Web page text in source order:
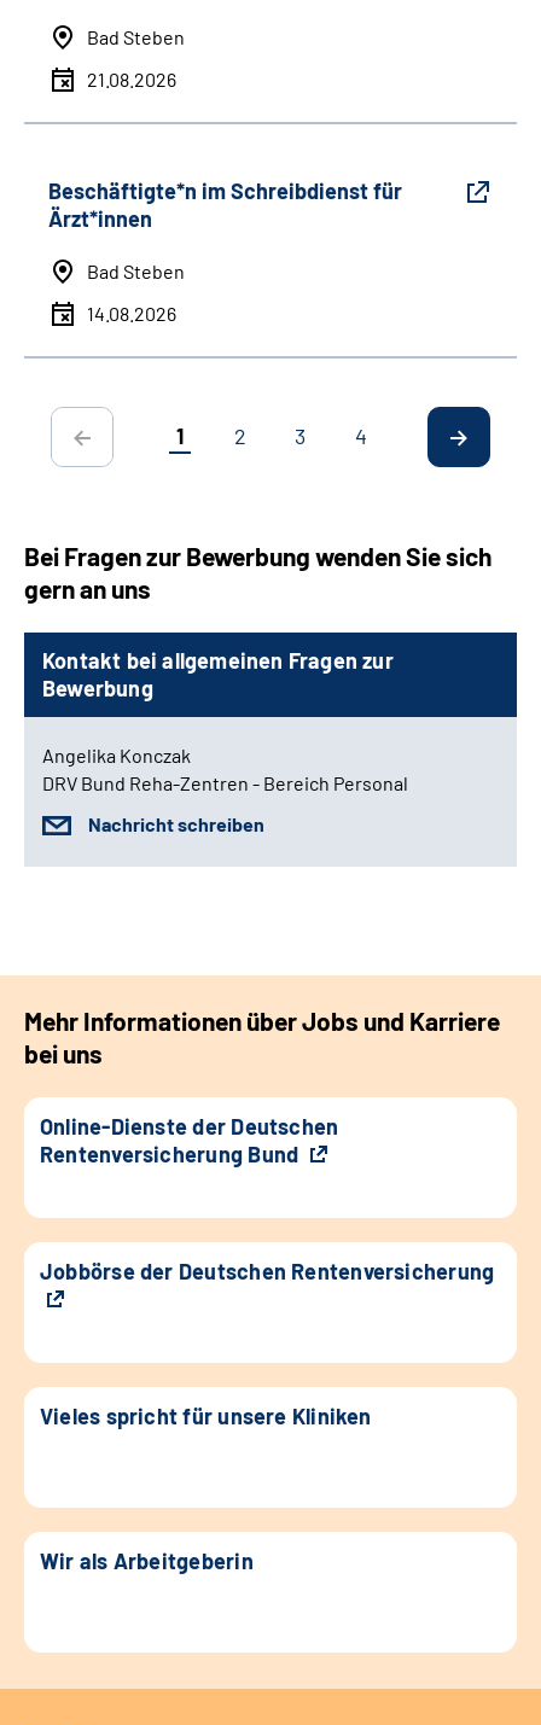
Bad Steben
21.08.2026
Beschäftigte*n im Schreibdienst für
Ärzt*innen
Bad Steben
14.08.2026
1 2 3 4
Bei Fragen zur Bewerbung wenden Sie sich
gern an uns
Kontakt bei allgemeinen Fragen zur
Bewerbung
Angelika Konczak
DRV Bund Reha-Zentren - Bereich Personal
Nachricht schreiben
Mehr Informationen über Jobs und Karriere
bei uns
Online-Dienste der Deutschen
Rentenversicherung Bund
Jobbörse der Deutschen Rentenversicherung
Vieles spricht für unsere Kliniken
Wir als Arbeitgeberin